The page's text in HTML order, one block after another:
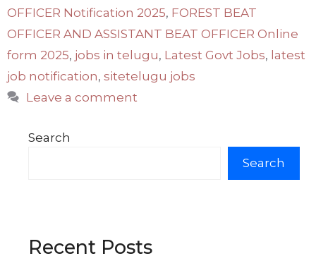
OFFICER Notification 2025, FOREST BEAT
OFFICER AND ASSISTANT BEAT OFFICER Online
form 2025, jobs in telugu, Latest Govt Jobs, latest
job notification, sitetelugu jobs
Leave a comment
Search
Search
Recent Posts